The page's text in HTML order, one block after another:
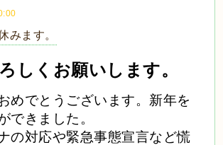
みます。
しくお願いします。
めでとうございます。新年を
できました。
の対応や緊急事態宣言など慌